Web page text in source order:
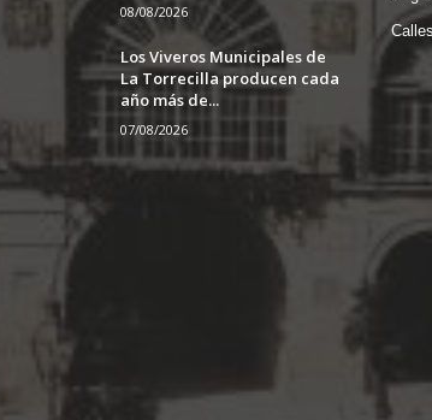
08/08/2026
Los Viveros Municipales de
La Torrecilla producen cada
año más de...
07/08/2026